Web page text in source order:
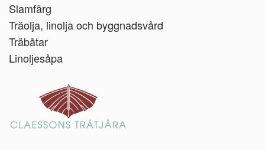
Slamfärg
Träolja, linolja och byggnadsvård
Träbåtar
Linoljesåpa